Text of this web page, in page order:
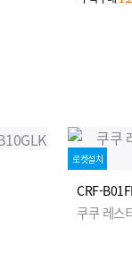
로켓설치
CRF-
쿠쿠 레스